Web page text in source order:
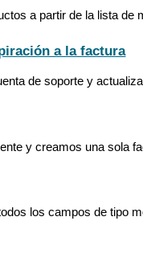
a partir de la lista de
a la factura
de soporte y
y creamos una sola
los campos de tipo